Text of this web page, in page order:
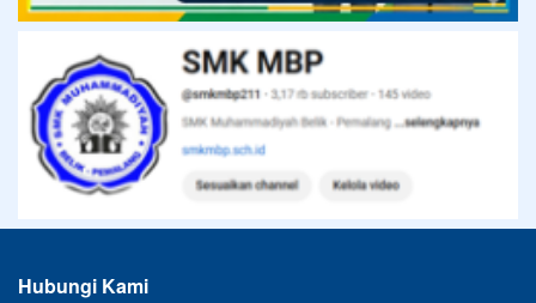
Hubungi Kami